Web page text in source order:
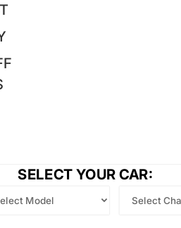
SELECT YOUR CAR: